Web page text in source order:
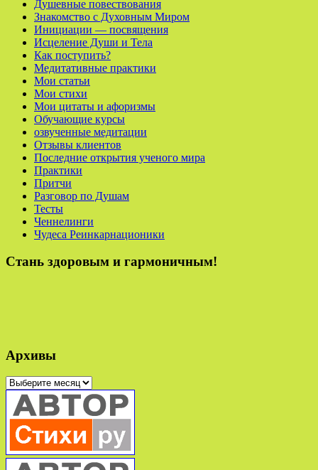
Душевные повествования
Знакомство с Духовным Миром
Инициации — посвящения
Исцеление Души и Тела
Как поступить?
Медитативные практики
Мои статьи
Мои стихи
Мои цитаты и афоризмы
Обучающие курсы
озвученные медитации
Отзывы клиентов
Последние открытия ученого мира
Практики
Притчи
Разговор по Душам
Тесты
Ченнелинги
Чудеса Реинкарнационики
Стань здоровым и гармоничным!
Архивы
Архивы